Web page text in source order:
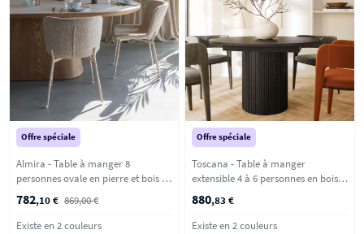
Offre spéciale
Almira - Table à manger 8
personnes ovale en pierre et bois -
Bois clair
782,10 € 869,00 €
Existe en 2 couleurs
Offre spéciale
Toscana - Table à manger
extensible 4 à 6 personnes en bois
880,83 €
Existe en 2 couleurs